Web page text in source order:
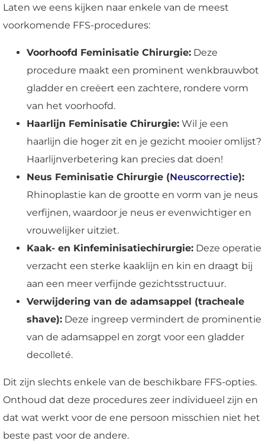
Laten we eens kijken naar enkele van de meest
voorkomende FFS-procedures:
Voorhoofd Feminisatie Chirurgie: Deze
procedure maakt een prominent wenkbrauwbot
gladder en creëert een zachtere, rondere vorm
van het voorhoofd.
Haarlijn Feminisatie Chirurgie: Wil je een
haarlijn die hoger zit en je gezicht mooier omlijst?
Haarlijnverbetering kan precies dat doen!
Neus Feminisatie Chirurgie (Neuscorrectie):
Rhinoplastie kan de grootte en vorm van je neus
verfijnen, waardoor je neus er evenwichtiger en
vrouwelijker uitziet.
Kaak- en Kinfeminisatiechirurgie: Deze operatie
verzacht een sterke kaaklijn en kin en draagt bij
aan een meer verfijnde gezichtsstructuur.
Verwijdering van de adamsappel (tracheale
shave): Deze ingreep vermindert de prominentie
van de adamsappel en zorgt voor een gladder
decolleté.
Dit zijn slechts enkele van de beschikbare FFS-opties.
Onthoud dat deze procedures zeer individueel zijn en
dat wat werkt voor de ene persoon misschien niet het
beste past voor de andere.